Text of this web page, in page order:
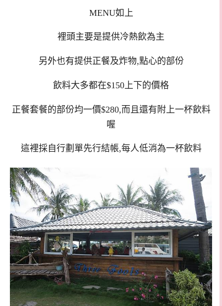
MENU如上
裡頭主要是提供冷熱飲為主
另外也有提供正餐及炸物,點心的部份
飲料大多都在$150上下的價格
正餐套餐的部份均一價$280,而且還有附上一杯飲料
喔
這裡採自行劃單先行結帳,每人低消為一杯飲料